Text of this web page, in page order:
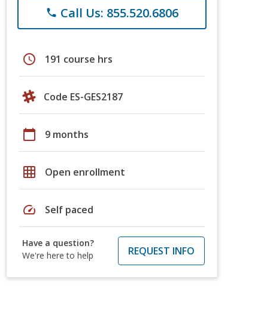
phone Call Us: 855.520.6806
schedule 191 course hrs
Code ES-GES2187
calendar_today 9 months
grid_on Open enrollment
speed Self paced
Have a question?
We're here to help
REQUEST INFO